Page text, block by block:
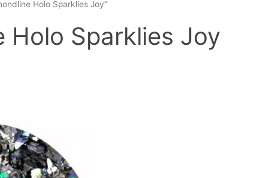
Holo Sparklies Joy”
Holo Sparklies Joy